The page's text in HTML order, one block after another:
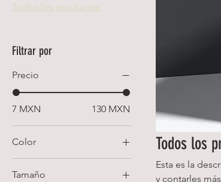
Todos los productos
Filtrar por
Precio
7 MXN 130 MXN
Color
Tamaño
Todos los
Esta es la
y contarles